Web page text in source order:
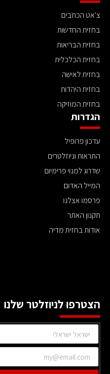
צ'אט הכתבים
בחזית החדשות
בחזית הבריאות
בחזית הכלכלית
בחזית לאישה
בחזית היהדות
בחזית המוזיקה
הגדרות
עדכון פרופיל
התראות וניוזלטרים
שדרוג למנוי פרימיום
המייל האדום
פרסמו אצלנו
תקנון האתר
אודות בחזית מדיה
הצטרפו לניוזלטר שלנו